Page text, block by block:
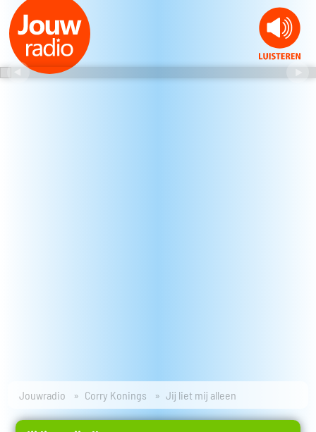
Jouwradio Corry Konings Jij liet mij alleen